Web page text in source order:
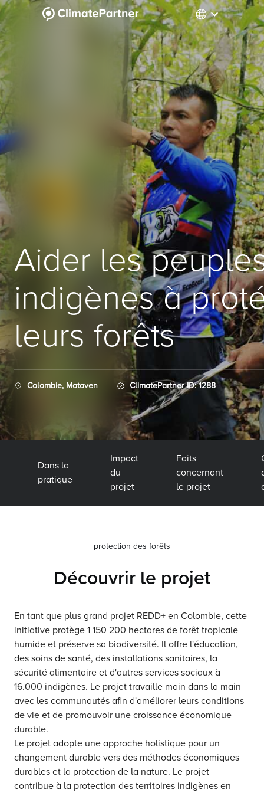
Aider les
indigènes à
leurs forêts
Colombie, Mataven ClimatePartner ID: 1288
Dans la
pratique
Impact
du
projet
Faits
concernant
le projet
protection des forêts
Découvrir le projet
En tant que plus grand projet REDD+ en Colombie, cette
initiative protège 1 150 200 hectares de forêt tropicale
humide et préserve sa biodiversité. Il offre l'éducation,
des soins de santé, des installations sanitaires, la
sécurité alimentaire et d'autres services sociaux à
16.000 indigènes. Le projet travaille main dans la main
avec les communautés afin d'améliorer leurs conditions
de vie et de promouvoir une croissance économique
durable.
Le projet adopte une approche holistique pour un
changement durable vers des méthodes économiques
durables et la protection de la nature. Le projet
contribue à la protection des territoires indigènes en